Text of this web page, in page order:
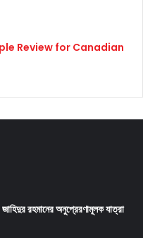
Review for Canadian
রহমানের অনুপ্রেরণামূলক যাত্রা